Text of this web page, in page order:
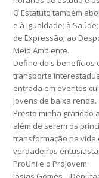
O Estatuto também
e à Igualdade; à
de Expressão; ao
Meio Ambiente.
Define dois benefícios
transporte
entrada em eventos
jovens de baixa renda.
Presto minha gratidão
além de serem os
transformação na vida
verdadeiros
ProUni e o ProJovem.